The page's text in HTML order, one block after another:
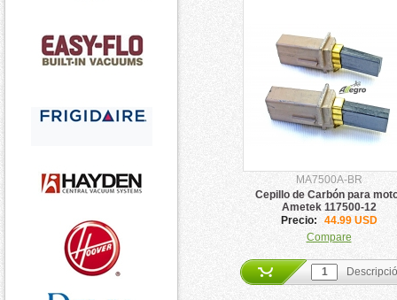
MA7500A-BR
Cepillo de Carbón para
Ametek 117500-12
Precio:
44.99 USD
Compare